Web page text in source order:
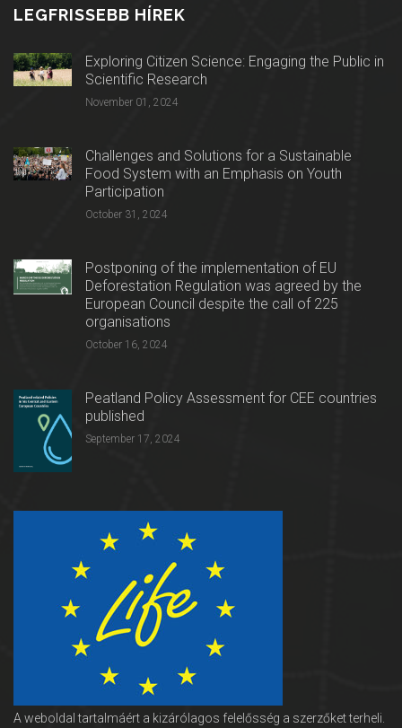
LEGFRISSEBB HÍREK
Exploring Citizen Science: Engaging the Public in
Scientific Research
November 01, 2024
Challenges and Solutions for a Sustainable
Food System with an Emphasis on Youth
Participation
October 31, 2024
Postponing of the implementation of EU
Deforestation Regulation was agreed by the
European Council despite the call of 225
organisations
October 16, 2024
Peatland Policy Assessment for CEE countries
published
September 17, 2024
A weboldal tartalmáért a kizárólagos felelősség a szerzőket terheli.